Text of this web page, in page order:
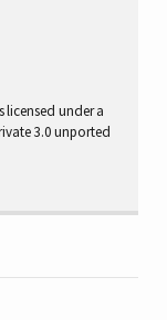
licensed under a
3.0 unported